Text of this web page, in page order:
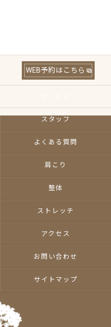
WEB予約はこちら
スタッフ
よくある質問
肩こり
整体
ストレッチ
アクセス
お問い合わせ
サイトマップ